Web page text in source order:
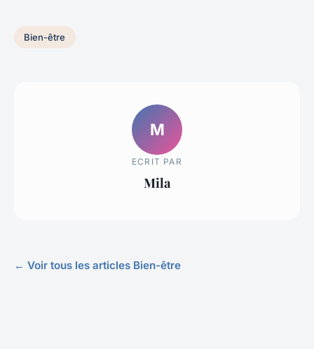
Bien-être
M
ECRIT PAR
Mila
← Voir tous les articles Bien-être